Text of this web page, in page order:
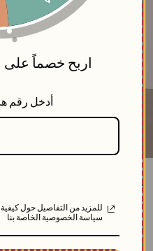
قميص قطني مطرز بالزهور -
3
SKU: 12258-رمادي فاتح-1
اربح خصماً على
أدخل رقم
للمزيد من التفاصيل حول
سياسة الخصوصية الخاصة بنا